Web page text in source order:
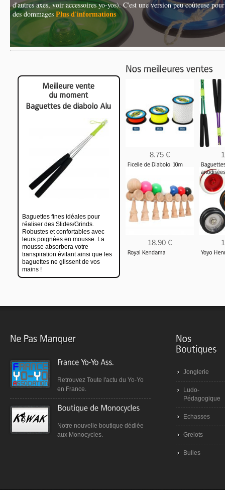
d'autres axes, voir accessoires yo-yos). C'est une version peu coûteuse
des dommages Plus d'informations
Baguettes fines idéales pour
réaliser des Slides/Grinds.
Robustes et confortables avec
leurs poignées en mousse. La
mousse absorbera votre
transpiration évitant ainsi que les
baguettes ne glissent de vos
mains !
8.75 €
18.90 €
Retrouvez Toute l'actu du Yo-Yo
en France.
Notre nouvelle boutique dédiée
aux Monocycles.
Jonglerie
Ludo-
Pédagogique
Echasses
Grelots
Bulles